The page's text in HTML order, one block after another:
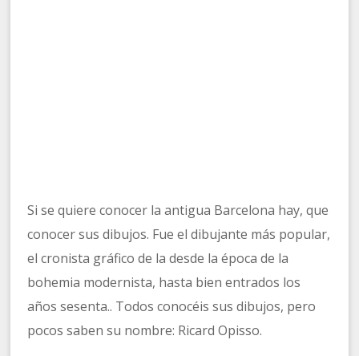
Si se quiere conocer la antigua Barcelona hay, que
conocer sus dibujos. Fue el dibujante más popular,
el cronista gráfico de la desde la época de la
bohemia modernista, hasta bien entrados los
años sesenta.. Todos conocéis sus dibujos, pero
pocos saben su nombre: Ricard Opisso.